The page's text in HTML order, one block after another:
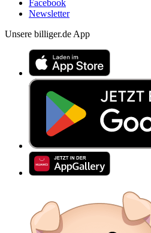
Facebook
Newsletter
Unsere billiger.de App